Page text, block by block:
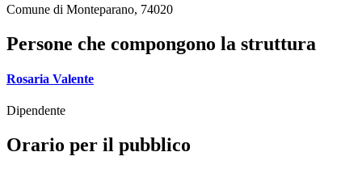
Comune di Monteparano, 74020
Persone che compongono la struttura
Rosaria Valente
Dipendente
Orario per il pubblico